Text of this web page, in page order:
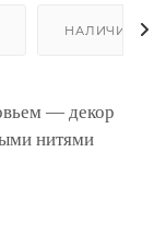
НАЛИЧИЕ
— декор
нитями